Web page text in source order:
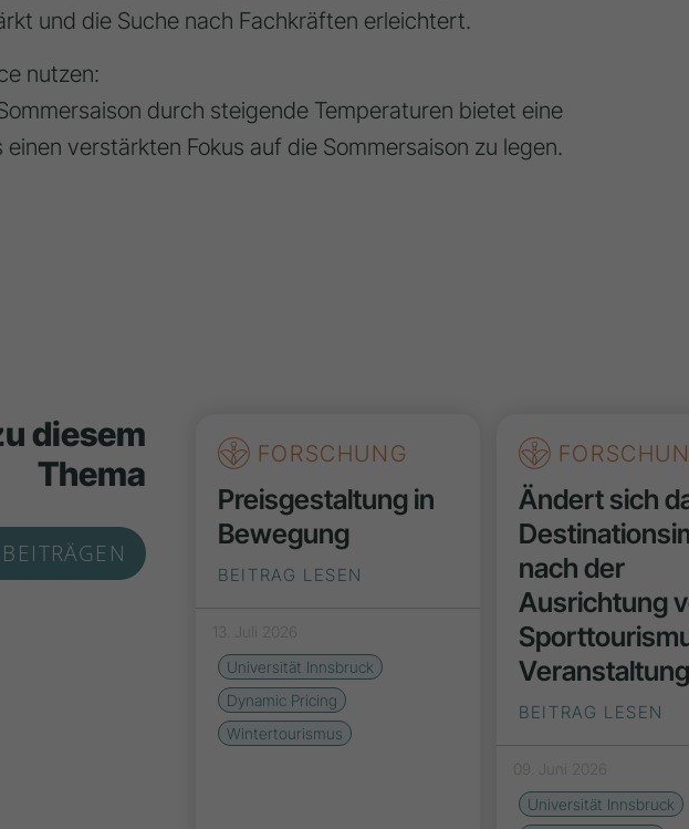
und die Suche nach Fachkräften erleichtert.
nutzen:
durch steigende Temperaturen bietet eine
verstärkten Fokus auf die Sommersaison zu legen.
diesem
Thema
FORSCHUNG
Preisgestaltung in
Bewegung
BEITRAG LESEN
13. Juli 2026
Universität Innsbruck
Dynamic Pricing
Wintertourismus
Ändert sich
nach der
Ausrichtung
BEITRAG LESEN
09. Juni 2026
Universität Innsbruck